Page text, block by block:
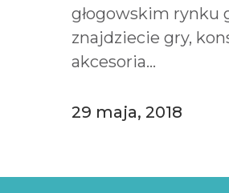
głogowskim rynku
znajdziecie gry,
akcesoria...
29 maja, 2018